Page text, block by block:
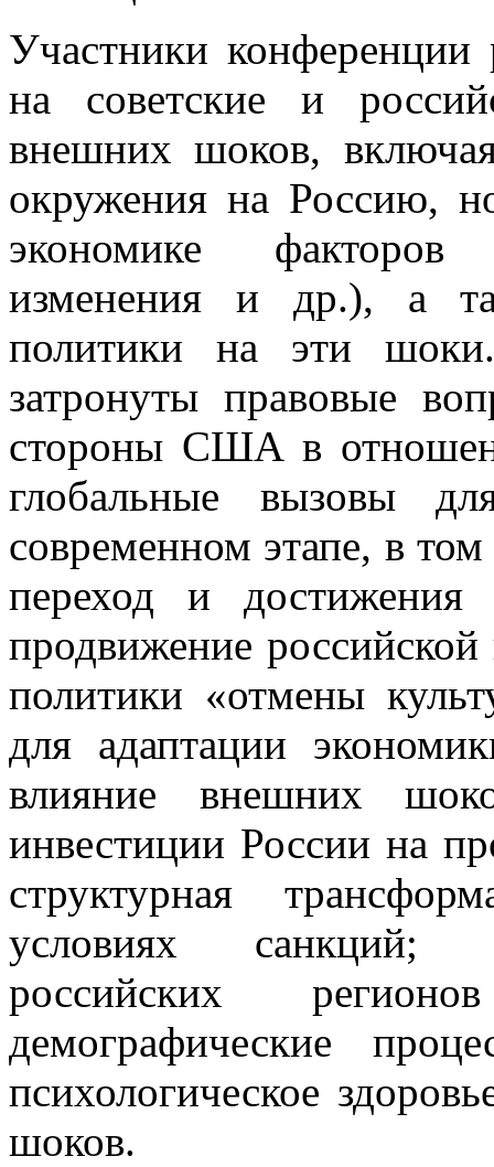
Участники конференции
на советские и
внешних шоков,
окружения на Россию,
экономике факторов
изменения и др.), а
политики на эти
затронуты правовые
стороны США в
глобальные вызовы
современном этапе, в
переход и достижения
продвижение
политики «отмены
для адаптации
влияние внешних
инвестиции России на
структурная
условиях санкций;
российских
демографические
психологическое
шоков.